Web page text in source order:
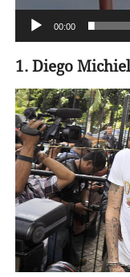
00:00
1. Diego